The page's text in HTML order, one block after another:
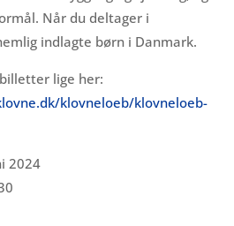
Når du deltager i
indlagte børn i Danmark.
lige her:
klovneloeb/klovneloeb-
2024